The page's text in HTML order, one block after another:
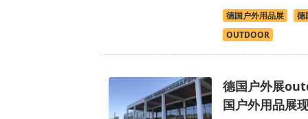
德国户外用品展
德
OUTDOOR
德国户外展
国户外用品展